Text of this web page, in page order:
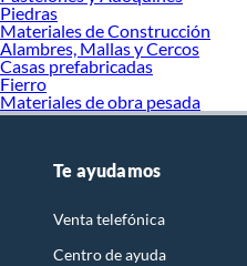
Piedras
Materiales de Construcción
Alambres, Mallas y Cercos
Casas prefabricadas
Fierro
Materiales de obra pesada
Te ayudamos
Venta telefónica
Centro de ayuda